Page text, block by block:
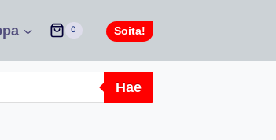
0 Soita!
Hae